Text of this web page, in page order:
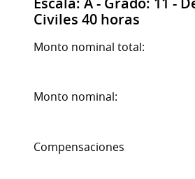
Civiles 40 horas
Monto nominal total:
Monto nominal:
Compensaciones